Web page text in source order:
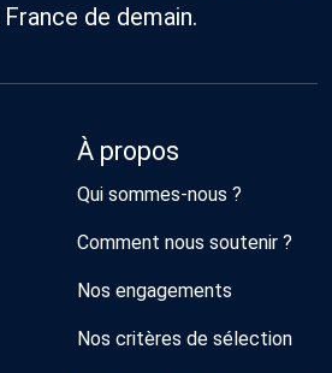
de demain.
À propos
Qui sommes-nous ?
Comment nous soutenir ?
Nos engagements
Nos critères de sélection